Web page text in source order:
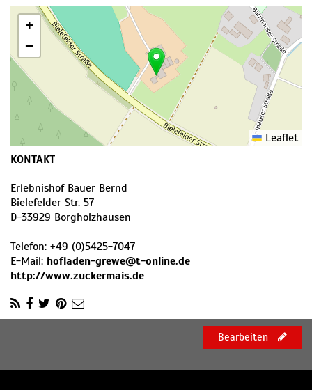
+
−
Leaflet
KONTAKT
Erlebnishof Bauer Bernd
Bielefelder Str. 57
D-33929 Borgholzhausen
Telefon: +49 (0)5425-7047
E-Mail: hofladen-grewe@t-online.de
http://www.zuckermais.de
Bearbeiten